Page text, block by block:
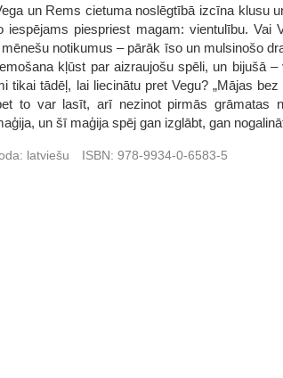
un Rems cietuma noslēgtībā izcīna klusu
piespriest magam: vientulību. Vai
notikumus – pārāk īso un mulsinošo
kļūst par aizraujošu spēli, un bijušā –
tādēļ, lai liecinātu pret Vegu? „Mājas bez
to var lasīt, arī nezinot pirmās grāmatas
un šī maģija spēj gan izglābt, gan
latviešu ISBN: 978-9934-0-6583-5